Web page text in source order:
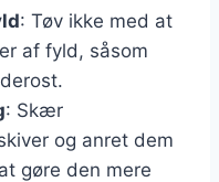
: Tøv ikke med at
af fyld, såsom
: Skær
og anret dem
gøre den mere